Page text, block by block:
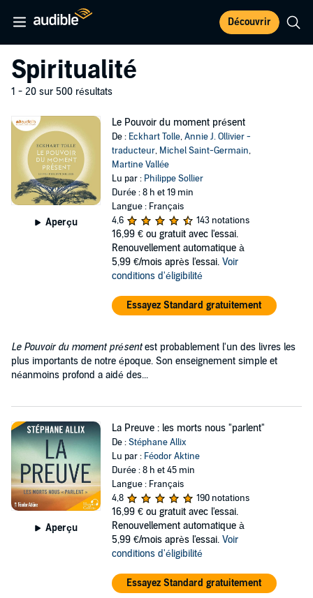
Découvrir
Spiritualité
1 - 20 sur 500 résultats
Aperçu
Le Pouvoir du moment présent
De : Eckhart Tolle,Annie J. Ollivier -
traducteur, Michel Saint-Germain,
Martine Vallée
Lu par : Philippe Sollier
Durée : 8 h et 19 min
Langue : Français
4,6
143 notations
16,99 € ou gratuit avec l'essai.
Renouvellement automatique à
5,99 €/mois après l'essai. Voir
conditions d'éligibilité
Essayez Standard gratuitement
Le Pouvoir du moment présentest probablement l'un des livres les
plus importants de notre époque. Son enseignement simple et
néanmoins profond a aidé des...
Aperçu
La Preuve : les morts nous "parlent"
De :Stéphane Allix
Lu par : Féodor Aktine
Durée : 8 h et 45 min
Langue : Français
4,8
190 notations
16,99 € ou gratuit avec l'essai.
Renouvellement automatique à
5,99 €/mois après l'essai. Voir
conditions d'éligibilité
Essayez Standard gratuitement